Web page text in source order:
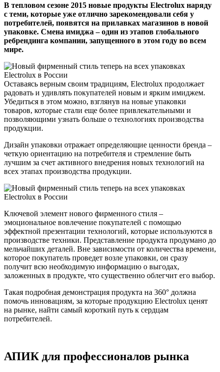
В тепловом сезоне 2015 новые продукты Electrolux наряду
с теми, которые уже отлично зарекомендовали себя у
потребителей, появятся на прилавках магазинов в новой
упаковке. Смена имиджа – один из этапов глобального
ребрендинга компании, запущенного в этом году во всем
мире.
Оставаясь верным своим традициям, Electrolux продолжает
радовать и удивлять покупателей новым и ярким имиджем.
Убедиться в этом можно, взглянув на новые упаковки
товаров, которые стали еще более привлекательными и
позволяющими узнать больше о технологиях производства
продукции.
Дизайн упаковки отражает определяющие ценности бренда –
четкую ориентацию на потребителя и стремление быть
лучшим за счет активного внедрения новых технологий на
всех этапах производства продукции.
Ключевой элемент нового фирменного стиля –
эмоциональное вовлечение покупателей с помощью
эффектной презентации технологий, которые используются в
производстве техники. Представление продукта продумано до
мельчайших деталей. Вне зависимости от количества времени,
которое покупатель проведет возле упаковки, он сразу
получит всю необходимую информацию о выгодах,
заложенных в продукте, что существенно облегчит его выбор.
Такая подробная демонстрация продукта на 360° должна
помочь инновациям, за которые продукцию Electrolux ценят
на рынке, найти самый короткий путь к сердцам
потребителей.
АПИК для профессионалов рынка